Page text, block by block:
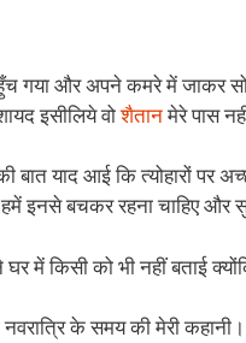
गया और अपने कमरे में जाकर
इसीलिये वोशैतानमेरे पास
बात याद आई कि त्योहारों पर
इनसे बचकर रहना चाहिए और
में किसी को भी नहीं बताई
नवरात्रि के समय की मेरी